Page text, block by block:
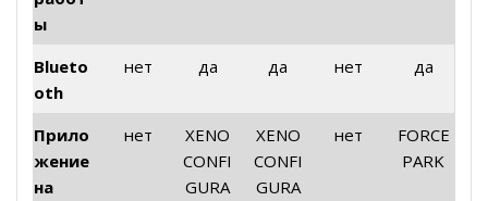
ы
Blueto
oth
нет да да нет да
Прило
жение
на
нет
XENO
CONFI
GURA
XENO
CONFI
GURA
нет
FORCE
PARK